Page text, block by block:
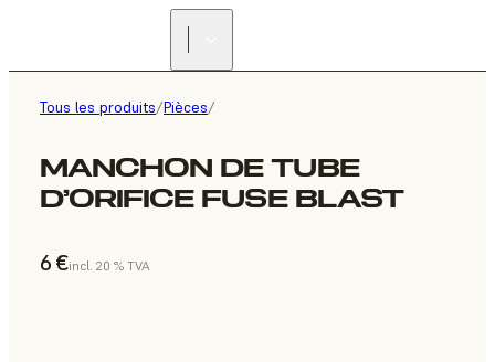
Tous les produits/Pièces/
MANCHON DE TUBE
D’ORIFICE FUSE BLAST
6 €incl. 20 % TVA